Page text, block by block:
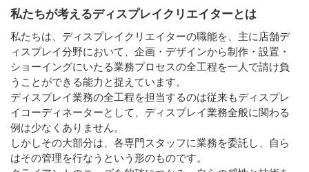
私たちが考えるディスプレイクリエイターとは
私たちは、ディスプレイクリエイターの職能を、主に店舗デ
ィスプレイ分野において、企画・デザインから制作・設置・
ショーイングにいたる業務プロセスの全工程を一人で請け負
うことができる能力と捉えています。
ディスプレイ業務の全工程を担当するのは従来もディスプレ
イコーディネーターとして、ディスプレイ業務全般に関わる
例は少なくありません。
しかしその大部分は、各専門スタッフに業務を委託し、自ら
はその管理を行なうという形のものです。